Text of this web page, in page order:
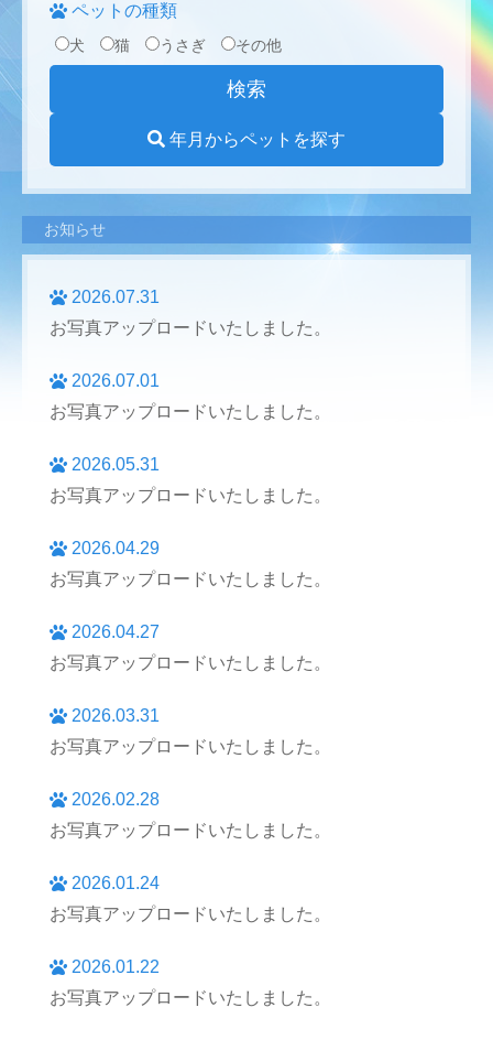
ペットの種類
犬 猫 うさぎ その他
年月からペットを探す
お知らせ
2026.07.31
お写真アップロードいたしました。
2026.07.01
お写真アップロードいたしました。
2026.05.31
お写真アップロードいたしました。
2026.04.29
お写真アップロードいたしました。
2026.04.27
お写真アップロードいたしました。
2026.03.31
お写真アップロードいたしました。
2026.02.28
お写真アップロードいたしました。
2026.01.24
お写真アップロードいたしました。
2026.01.22
お写真アップロードいたしました。